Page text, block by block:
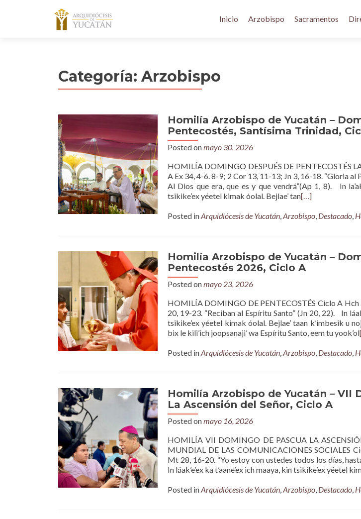
Inicio Arzobispo Sacramentos
Categoría: Arzobispo
Homilía Arzobispo de Yucatán –
Pentecostés, Santísima Trinidad,
Posted onmayo 30, 2026
HOMILÍA DOMINGO DESPUÉS DE PENTECOSTÉS
A Ex 34, 4-6. 8-9; 2 Cor 13, 11-13; Jn 3, 16-18. “Gloria al
Al Dios que era, que es y que vendrá”(Ap 1, 8). In
tsikike’ex yéetel kimak óolal. Bejlae’ tan[…]
Posted inArquidiócesis de Yucatán,Arzobispo, Destacado,
Homilía Arzobispo de Yucatán –
Pentecostés 2026, Ciclo A
Posted onmayo 23, 2026
HOMILÍA DOMINGO DE PENTECOSTÉS Ciclo A Hch
20, 19-23. “Reciban al Espíritu Santo” (Jn 20, 22). In
tsikike’ex yéetel kimak óolal. Bejlae’ taan k’imbesik u
bix le kili’ich joopsanaji’ wa Espíritu Santo, eem tu yook’ol
Posted inArquidiócesis de Yucatán,Arzobispo, Destacado,
Homilía Arzobispo de Yucatán – VII
La Ascensión del Señor, Ciclo A
Posted onmayo 16, 2026
HOMILÍA VII DOMINGO DE PASCUA LA
MUNDIAL DE LAS COMUNICACIONES SOCIALES
Mt 28, 16-20. “Yo estoy con ustedes todos los días,
In láak’e’ex ka t’aane’ex ich maaya, kin tsikike’ex yéetel
Posted inArquidiócesis de Yucatán,Arzobispo, Destacado,